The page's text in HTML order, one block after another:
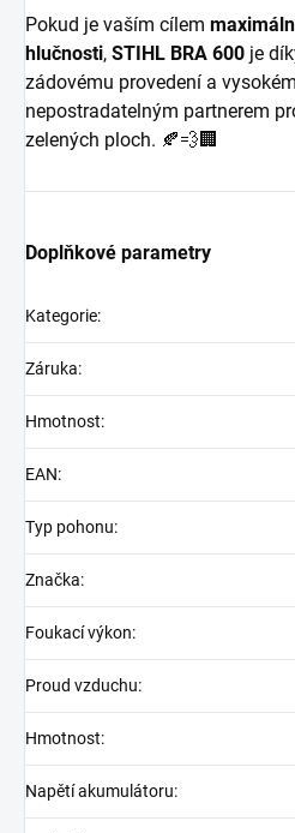
Pokud je vaším cílem
hlučnosti, STIHL BRA 600 je
zádovému provedení a
nepostradatelným partnerem
zelených ploch. 🍂💨🏢
Doplňkové parametry
Kategorie:
Záruka:
Hmotnost:
EAN:
Typ pohonu:
Značka:
Foukací výkon:
Proud vzduchu:
Hmotnost:
Napětí akumulátoru: